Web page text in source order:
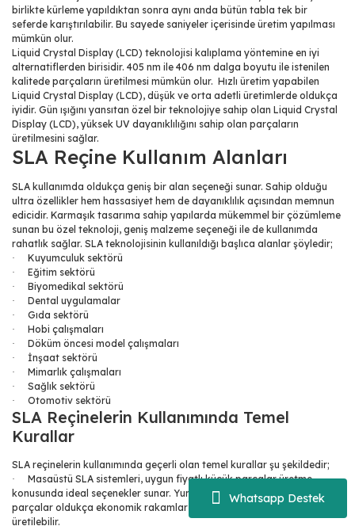
Whatsapp Destek
birlikte kürleme yapıldıktan sonra aynı anda bütün tabla tek bir
seferde karıştırılabilir. Bu sayede saniyeler içerisinde üretim yapılması
mümkün olur.
Liquid Crystal Display (LCD) teknolojisi kalıplama yöntemine en iyi
alternatiflerden birisidir. 405 nm ile 406 nm dalga boyutu ile istenilen
kalitede parçaların üretilmesi mümkün olur. Hızlı üretim yapabilen
Liquid Crystal Display (LCD), düşük ve orta adetli üretimlerde oldukça
iyidir. Gün ışığını yansıtan özel bir teknolojiye sahip olan Liquid Crystal
Display (LCD), yüksek UV dayanıklılığını sahip olan parçaların
üretilmesini sağlar.
SLA Reçine Kullanım Alanları
SLA kullanımda oldukça geniş bir alan seçeneği sunar. Sahip olduğu
ultra özellikler hem hassasiyet hem de dayanıklılık açısından memnun
edicidir. Karmaşık tasarıma sahip yapılarda mükemmel bir çözümleme
sunan bu özel teknoloji, geniş malzeme seçeneği ile de kullanımda
rahatlık sağlar. SLA teknolojisinin kullanıldığı başlıca alanlar şöyledir;
· Kuyumculuk sektörü
· Eğitim sektörü
· Biyomedikal sektörü
· Dental uygulamalar
· Gıda sektörü
· Hobi çalışmaları
· Döküm öncesi model çalışmaları
· İnşaat sektörü
· Mimarlık çalışmaları
· Sağlık sektörü
· Otomotiv sektörü
SLA Reçinelerin Kullanımında Temel
Kurallar
SLA reçinelerin kullanımında geçerli olan temel kurallar şu şekildedir;
·
Masaüstü SLA sistemleri, uygun fiyatlı küçük parçalar üretme
konusunda ideal seçenekler sunar. Yumruktan daha da küçük olan
parçalar oldukça ekonomik rakamlar ile sorunsuz bir şekilde
üretilebilir.